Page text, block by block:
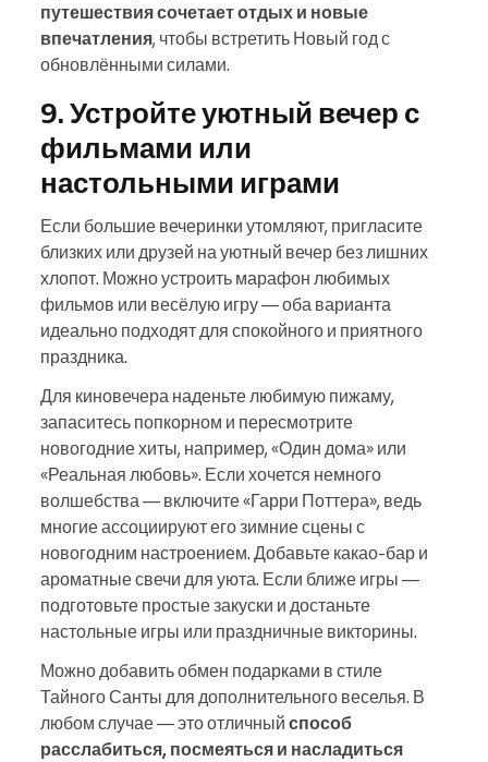
путешествия сочетает отдых и новые
впечатления, чтобы встретить Новый год с
обновлёнными силами.
9. Устройте уютный вечер с
фильмами или
настольными играми
Если большие вечеринки утомляют, пригласите
близких или друзей на уютный вечер без лишних
хлопот. Можно устроить марафон любимых
фильмов или весёлую игру — оба варианта
идеально подходят для спокойного и приятного
праздника.
Для киновечера наденьте любимую пижаму,
запаситесь попкорном и пересмотрите
новогодние хиты, например, «Один дома» или
«Реальная любовь». Если хочется немного
волшебства — включите «Гарри Поттера», ведь
многие ассоциируют его зимние сцены с
новогодним настроением. Добавьте какао‑бар и
ароматные свечи для уюта. Если ближе игры —
подготовьте простые закуски и достаньте
настольные игры или праздничные викторины.
Можно добавить обмен подарками в стиле
Тайного Санты для дополнительного веселья. В
любом случае — это отличный способ
расслабиться, посмеяться и насладиться